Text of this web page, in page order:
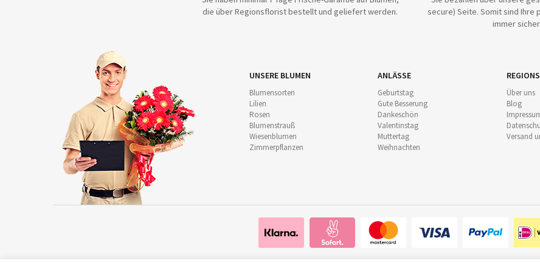
die über Regionsflorist bestellt und geliefert werden.
secure) Seite. Somit sind Ihre
immer sicher.
UNSERE BLUMEN
Blumensorten
Lilien
Rosen
Blumenstrauß
Wiesenblumen
Zimmerpflanzen
ANLÄSSE
Geburtstag
Gute Besserung
Dankeschön
Valentinstag
Muttertag
Weihnachten
Über uns
Blog
Versand